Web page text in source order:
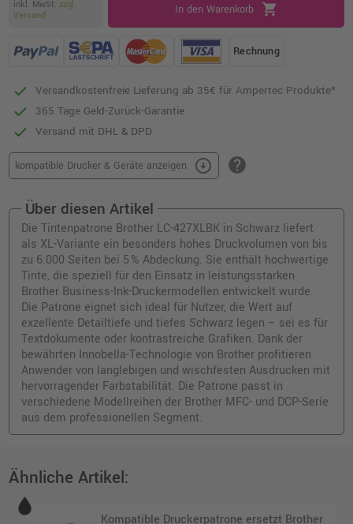
inkl. MwSt. zzgl.
Versand
In den Warenkorb shopping_cart
Rechnung
Versandkostenfreie Lieferung ab 35€ für Ampertec Produkte*
365 Tage Geld-Zurück-Garantie
Versand mit DHL & DPD
kompatible Drucker & Geräte anzeigen arrow_circle_down help
Über diesen Artikel
Die Tintenpatrone Brother LC-427XLBK in Schwarz liefert
als XL-Variante ein besonders hohes Druckvolumen von bis
zu 6.000 Seiten bei 5 % Abdeckung. Sie enthält hochwertige
Tinte, die speziell für den Einsatz in leistungsstarken
Brother Business-Ink-Druckermodellen entwickelt wurde.
Die Patrone eignet sich ideal für Nutzer, die Wert auf
exzellente Detailtiefe und tiefes Schwarz legen – sei es für
Textdokumente oder kontrastreiche Grafiken. Dank der
bewährten Innobella-Technologie von Brother profitieren
Anwender von langlebigen und wischfesten Ausdrucken mit
hervorragender Farbstabilität. Die Patrone passt in
verschiedene Modellreihen der Brother MFC- und DCP-Serie
aus dem professionellen Segment.
Ähnliche Artikel:
Kompatible Druckerpatrone ersetzt Brother